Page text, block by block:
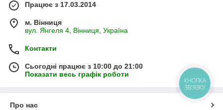
Працює з 17.03.2014
м. Вінниця
вул. Янгеля 4, Вінниця, Україна
Контакти
Сьогодні працює з 10:00 до 21:00
Показати весь графік роботи
Про нас
КНОПКА
ЗВ'ЯЗКУ